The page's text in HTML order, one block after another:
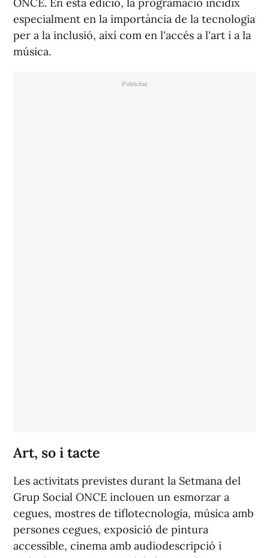
especialment en la importància de la tecnologia
per a la inclusió, així com en l'accés a l'art i a la
música.
Art, so i tacte
Les activitats previstes durant la Setmana del
Grup Social ONCE inclouen un esmorzar a
cegues, mostres de tiflotecnologia, música amb
persones cegues, exposició de pintura
accessible, cinema amb audiodescripció i